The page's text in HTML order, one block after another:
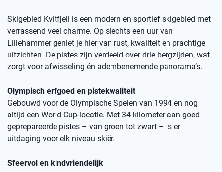
Skigebied Kvitfjell is een modern en sportief skigebied met
verrassend veel charme. Op slechts een uur van
Lillehammer geniet je hier van rust, kwaliteit en prachtige
uitzichten. De pistes zijn verdeeld over drie bergzijden, wat
zorgt voor afwisseling én adembenemende panorama’s.
Olympisch erfgoed en pistekwaliteit
Gebouwd voor de Olympische Spelen van 1994 en nog
altijd een World Cup-locatie. Met 34 kilometer aan goed
geprepareerde pistes – van groen tot zwart – is er
uitdaging voor elk niveau skiër.
Sfeervol en kindvriendelijk